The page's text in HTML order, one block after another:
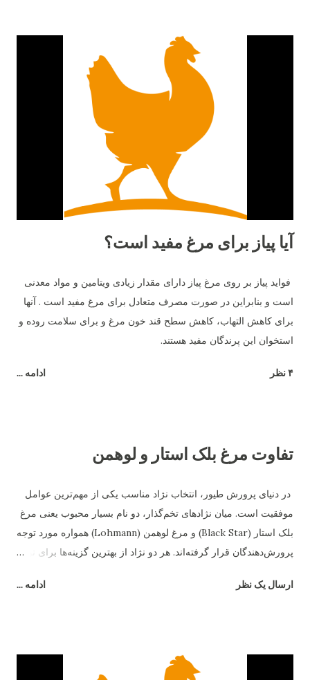
آب و غذای آن ها چک و تمیز شده و اطمینان حاصل کرد که کپک و
باقی مانده غذای فاسد در ظروف باقی نماند.
آیا پیاز برای مرغ مفید است؟
فواید پیاز بر روی مرغ پیاز دارای مقدار زیادی ویتامین و مواد معدنی
است و بنابراین در صورت مصرف متعادل برای مرغ مفید است . آنها
برای کاهش التهاب، کاهش سطح قند خون مرغ و برای سلامت روده و
استخوان این پرندگان مفید هستند.
۴ نظر ادامه ...
تفاوت مرغ بلک استار و لوهمن
در دنیای پرورش طیور، انتخاب نژاد مناسب یکی از مهم‌ترین عوامل
موفقیت است. میان نژادهای تخم‌گذار، دو نام بسیار محبوب یعنی مرغ
بلک استار (Black Star) و مرغ لوهمن (Lohmann) همواره مورد توجه
پرورش‌دهندگان قرار گرفته‌اند. هر دو نژاد از بهترین گزینه‌ها برای تولید
نگهداری دارند. در این مقاله به بررسی دقیق تفاوت مرغ بلک استار و
در شرایط متنوع آب‌وهوایی عملکرد خوبی نشان دهد. در مقابل، مرغ
ارسال یک نظر ادامه ...